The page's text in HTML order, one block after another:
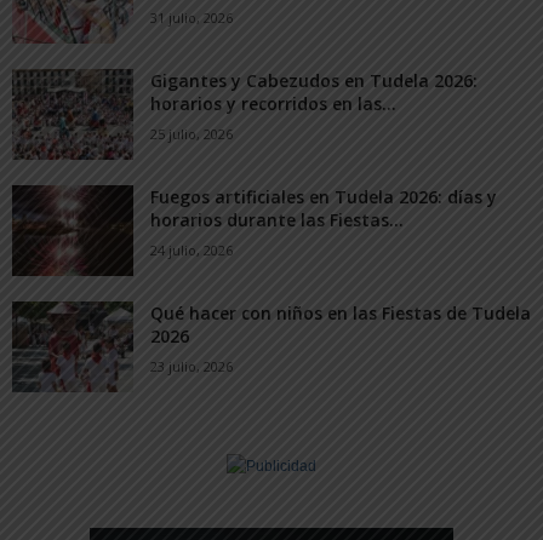
31 julio, 2026
Gigantes y Cabezudos en Tudela 2026:
horarios y recorridos en las...
25 julio, 2026
Fuegos artificiales en Tudela 2026: días y
horarios durante las Fiestas...
24 julio, 2026
Qué hacer con niños en las Fiestas de Tudela
2026
23 julio, 2026